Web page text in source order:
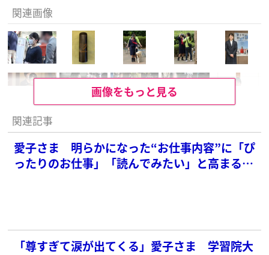
関連画像
画像をもっと見る
関連記事
愛子さま 明らかになった“お仕事内容”に「ぴ
ったりのお仕事」「読んでみたい」と高まる期
「尊すぎて涙が出てくる」愛子さま 学習院大